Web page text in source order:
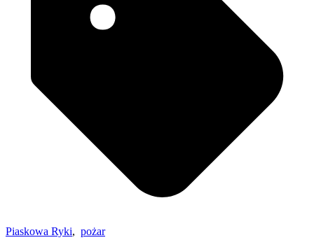
Piaskowa Ryki, pożar